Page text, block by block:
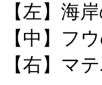
【左】海
【中】フ
【右】マ